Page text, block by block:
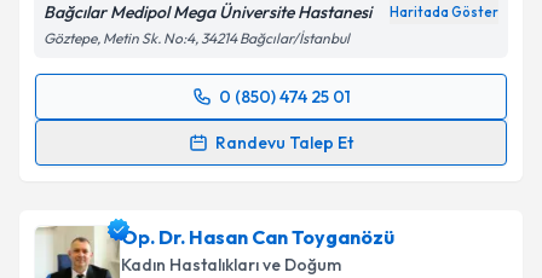
Bağcılar Medipol Mega Üniversite Hastanesi Haritada Göster
Göztepe, Metin Sk. No:4, 34214 Bağcılar/İstanbul
0 (850) 474 25 01
Randevu Talep Et
Randevu Takvimi Talebi
için bir takvim hazırlandığında e-posta ile
bilgilendireceğiz.
Op. Dr. Hasan Can Toyganözü
Kadın Hastalıkları ve Doğum